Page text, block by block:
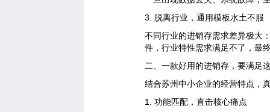
3. 脱离行业，通用模板水土不服
不同行业的进销存需求差异极大
件，行业特性需求满足不了，最
二、一款好用的进销存，要满足
结合苏州中小企业的经营特点，
1. 功能匹配，直击核心痛点